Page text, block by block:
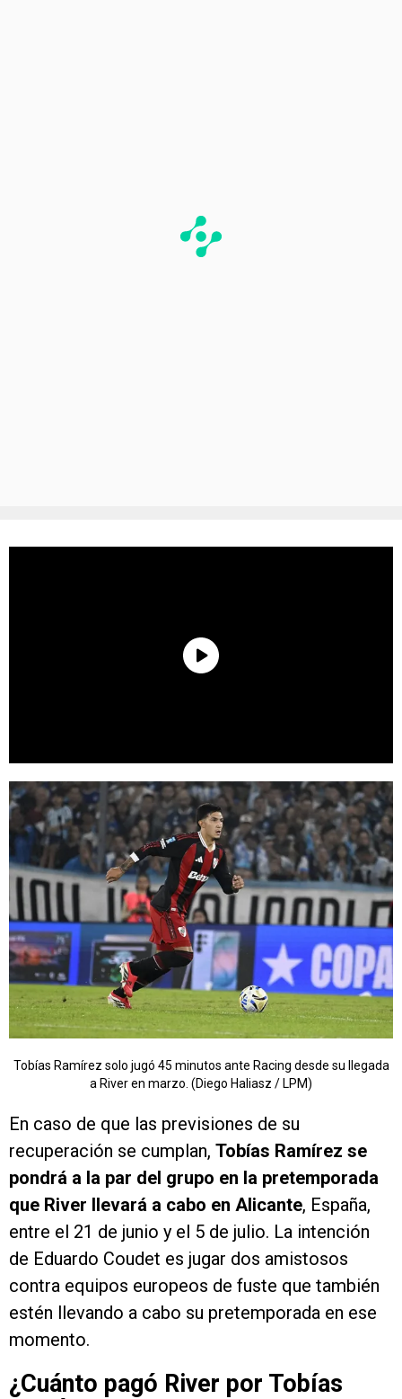
Tobías Ramírez solo jugó 45 minutos ante Racing desde su llegada
a River en marzo. (Diego Haliasz / LPM)
En caso de que las previsiones de su
recuperación se cumplan, Tobías Ramírez se
pondrá a la par del grupo en la pretemporada
que River llevará a cabo en Alicante, España,
entre el 21 de junio y el 5 de julio. La intención
de Eduardo Coudet es jugar dos amistosos
contra equipos europeos de fuste que también
estén llevando a cabo su pretemporada en ese
momento.
¿Cuánto pagó River por Tobías